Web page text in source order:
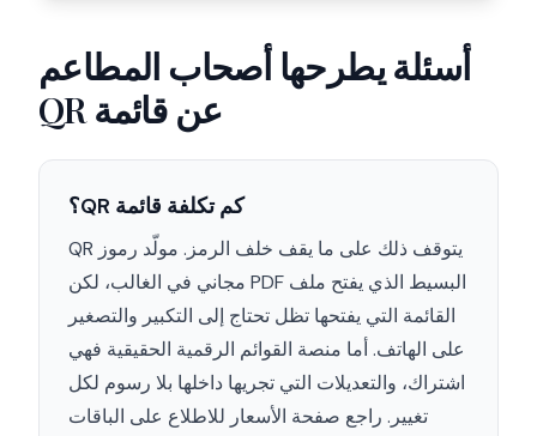
أسئلة يطرحها أصحاب المطاعم
عن قائمة QR
كم تكلفة قائمة QR؟
يتوقف ذلك على ما يقف خلف الرمز. مولّد رموز QR
البسيط الذي يفتح ملف PDF مجاني في الغالب، لكن
القائمة التي يفتحها تظل تحتاج إلى التكبير والتصغير
على الهاتف. أما منصة القوائم الرقمية الحقيقية فهي
اشتراك، والتعديلات التي تجريها داخلها بلا رسوم لكل
تغيير. راجع صفحة الأسعار للاطلاع على الباقات